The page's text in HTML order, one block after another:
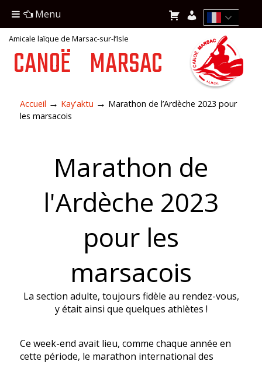
Amicale laïque de Marsac-sur-l’Isle
CANOË MARSAC
Accueil → Kay'aktu → Marathon de l’Ardèche 2023 pour
les marsacois
Marathon de
l'Ardèche 2023
pour les
marsacois
La section adulte, toujours fidèle au rendez-vous,
y était ainsi que quelques athlètes !
Ce week-end avait lieu, comme chaque année en
cette période, le marathon international des
Menu